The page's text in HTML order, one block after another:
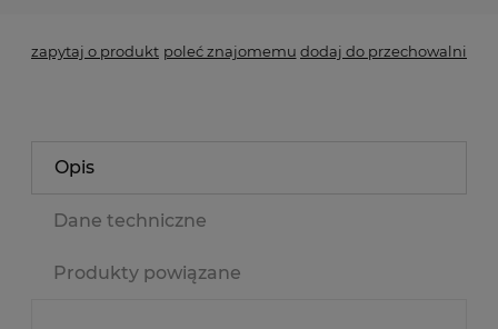
zapytaj o produkt poleć znajomemu dodaj do przechowalni
Opis
Dane techniczne
Produkty powiązane